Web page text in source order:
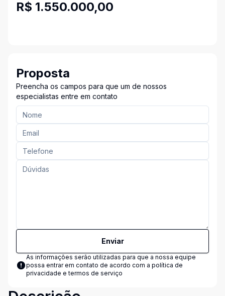
R$ 1.550.000,00
Proposta
Preencha os campos para que um de nossos
especialistas entre em contato
Enviar
As informações serão utilizadas para que a nossa equipe
possa entrar em contato de acordo com a política de
privacidade e termos de serviço